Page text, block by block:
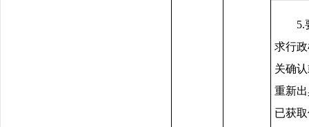
5.
求行
关确
重新
已获